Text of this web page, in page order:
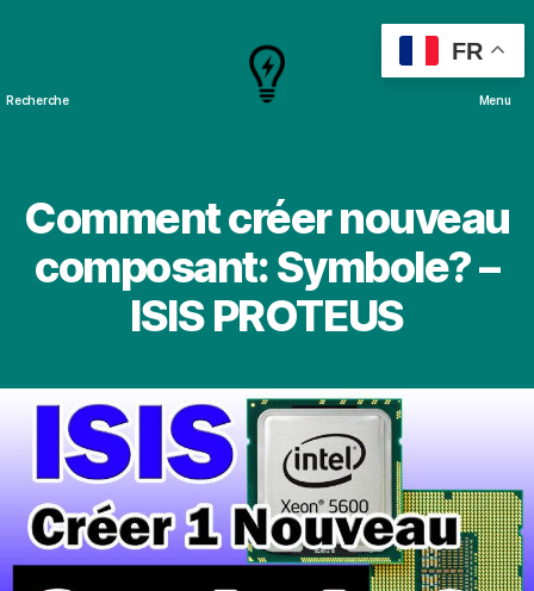
Recherche Menu
Comment créer nouveau
composant: Symbole? –
ISIS PROTEUS
FR